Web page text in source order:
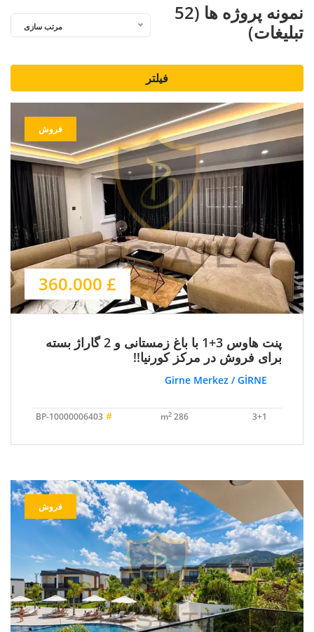
نمونه پروژه ها (52
تبلیغات)
مرتب سازی
فیلتر
فروش
£ 360.000
پنت هاوس 3+1 با باغ زمستانی و 2 گاراژ بسته
برای فروش در مرکز کورنیا!!
3+1
286 m
2
#
BP-10000006403
فروش